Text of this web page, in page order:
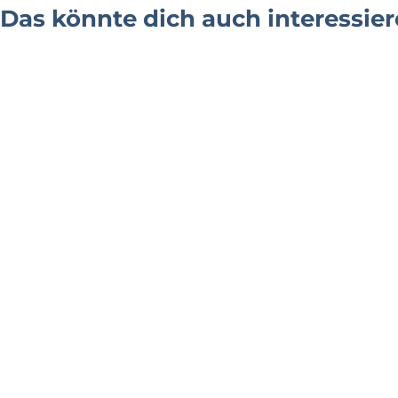
Das könnte dich auch